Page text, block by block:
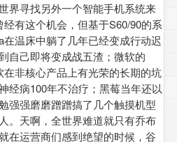
界寻找另外一个智能手机系统来
有这个机会，但基于S60/90的系
温床中躺了几年已经变成行动迟
自己即将变成战五渣；微软的
非核心产品上有光荣的长期的坑
经病100年不治疗；黑莓当年还以
强强磨磨蹭蹭搞了几个触摸机型
。天啊，全世界难道就只有乔布
在运营商们感到绝望的时候，谷